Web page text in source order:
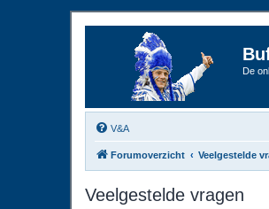
De
V&A
Forumoverzicht Veelgestelde
Veelgestelde vragen